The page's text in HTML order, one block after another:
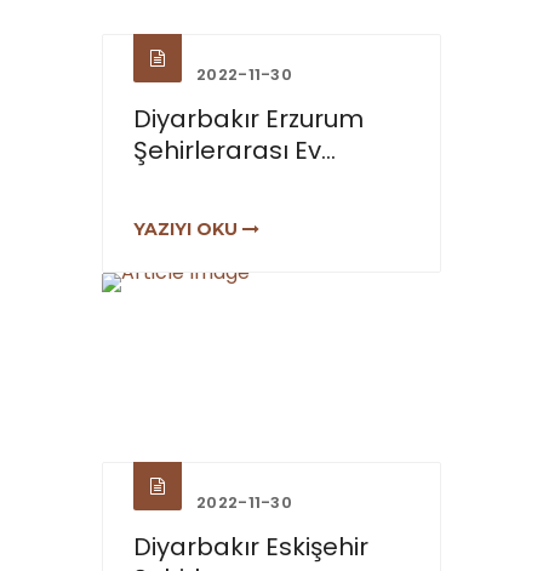
2022-11-30
Diyarbakır Erzurum
Şehirlerarası Ev...
YAZIYI OKU
2022-11-30
Diyarbakır Eskişehir